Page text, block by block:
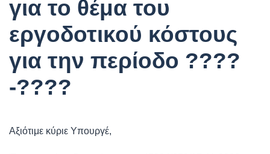
για το θέμα του
εργοδοτικού κόστους
για την περίοδο ????
-????
Αξιότιμε κύριε Υπουργέ,